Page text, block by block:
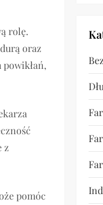
rolę.
oraz
z
pomóc